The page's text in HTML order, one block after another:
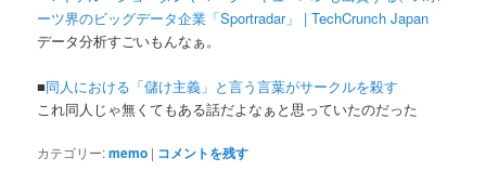
ーツ界のビッグデータ企業「Sportradar」 | TechCrunch Japan
データ分析すごいもんなぁ。
■同人における「儲け主義」と言う言葉がサークルを殺す
これ同人じゃ無くてもある話だよなぁと思っていたのだった
カテゴリー:memo | コメントを残す